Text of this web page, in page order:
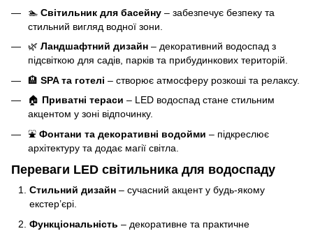
🏊 Світильник для басейну – забезпечує безпеку та
стильний вигляд водної зони.
🌿 Ландшафтний дизайн – декоративний водоспад з
підсвіткою для садів, парків та прибудинкових територій.
🏨 SPA та готелі – створює атмосферу розкоші та релаксу.
🏠 Приватні тераси – LED водоспад стане стильним
акцентом у зоні відпочинку.
⛲ Фонтани та декоративні водойми – підкреслює
архітектуру та додає магії світла.
Переваги LED світильника для водоспаду
Стильний дизайн – сучасний акцент у будь-якому
екстер’єрі.
Функціональність – декоративне та практичне